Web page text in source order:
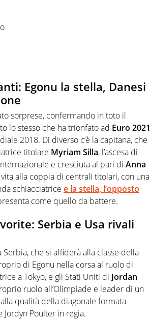
Egonu la stella, Danesi
sorprese, confermando in toto il
lo stesso che ha trionfato ad Euro 2021
2018. Di diverso c’è la capitana, che
titolare Myriam Silla, l’ascesa di
e cresciuta al pari di Anna
alla coppia di centrali titolari, con una
schiacciatrice e la stella, l’opposto
come quello da battere.
Serbia e Usa rivali
che si affiderà alla classe della
di Egonu nella corsa al ruolo di
a Tokyo, e gli Stati Uniti di Jordan
ruolo all’Olimpiade e leader di un
qualità della diagonale formata
Jordyn Poulter in regia.